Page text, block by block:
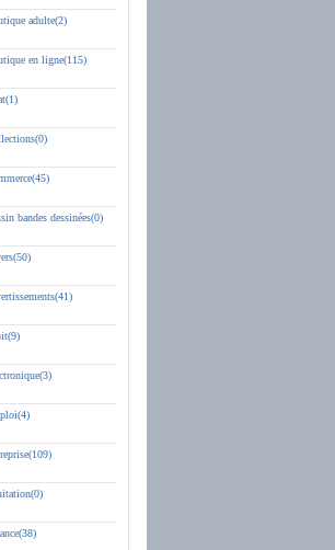
adulte(2)
en ligne(115)
bandes dessinées(0)